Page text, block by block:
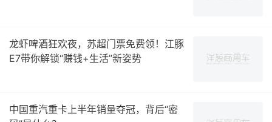
龙虾啤酒狂欢夜，苏超门票免费领！江豚
E7带你解锁“赚钱+生活”新姿势
中国重汽重卡上半年销量夺冠，背后“密